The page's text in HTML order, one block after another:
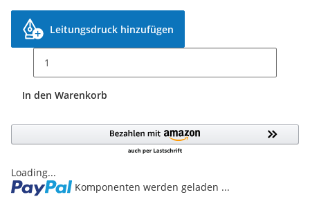
Leitungsdruck hinzufügen
In den Warenkorb
Loading...
Komponenten werden geladen ...